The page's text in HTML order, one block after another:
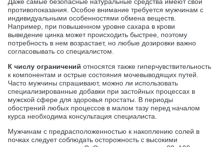
противопоказания. Особое внимание требуется мужчинам с
индивидуальными особенностями обмена веществ.
Например, при повышенном уровне сахара в крови
выведение цинка может происходить быстрее, поэтому
потребность в нем возрастает, но любые дозировки важно
согласовывать со специалистом.
К числу ограничений относятся также гиперчувствительность
к компонентам и острые состояния мочевыводящих путей.
Часто мужчины спрашивают, можно ли использовать
специализированные добавки при застойных процессах в
мужской сфере для здоровья простаты. В периоды
обострений любых процессов в малом тазу перед началом
курса необходима консультация специалиста.
Мужчинам с предрасположенностью к накоплению солей в
почках следует соблюдать осторожность с высокими